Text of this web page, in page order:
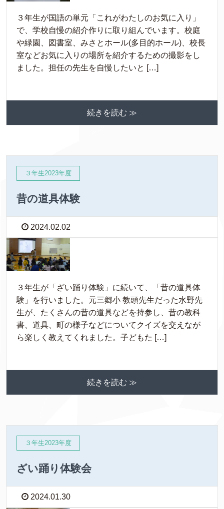
３年生が国語の単元「これがわたしのお気に入り」
で、学校自慢の紹介作りに取り組んでいます。校庭
や緑園、図書室、みさとホール(多目的ホール)、校長
室などお気に入りの場所を紹介するための撮影をし
ました。担任の先生を自慢したいと […]
続きを読む ≫
３年生2023年度
昔の道具体験
2024.02.02
３年生が「ざい踊り体験」に続いて、「昔の道具体
験」を行いました。元三郷小 教頭先生だった水野先
生が、たくさんの昔の道具などを持参し、昔の教科
書、道具、町の様子などについてクイズを交えなが
ら楽しく教えてくれました。子どもた […]
続きを読む ≫
３年生2023年度
ざい踊り体験会
2024.01.30